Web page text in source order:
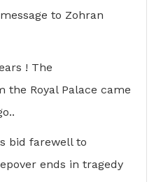
to Zohran
! The
the Royal Palace came
bid farewell to
ends in tragedy